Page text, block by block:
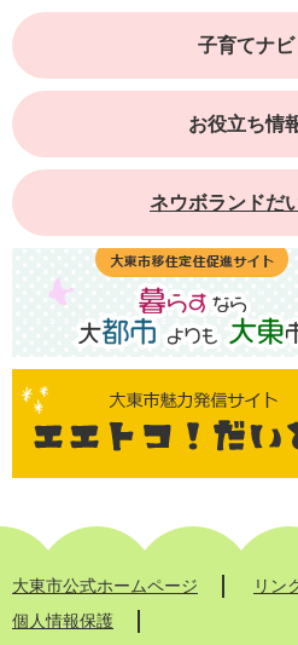
子育てナビ
お役立ち情
ネウボランドだ
大東市公式ホームページ
リン
個人情報保護